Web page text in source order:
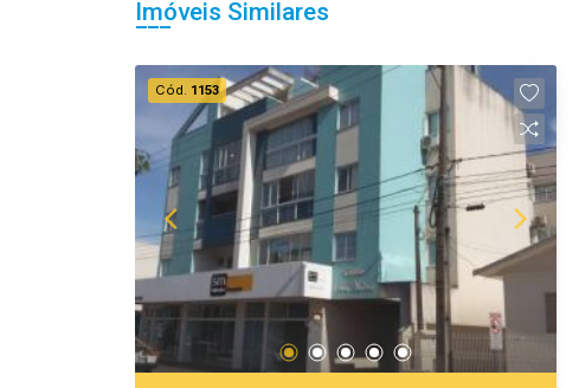
Imóveis Similares
Cód. 1153